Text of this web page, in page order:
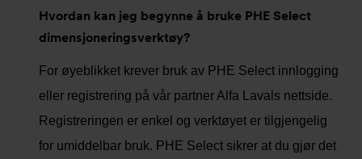
Hvordan kan jeg begynne å bruke PHE Select
dimensjoneringsverktøy?
For øyeblikket krever bruk av PHE Select innlogging
eller registrering på vår partner Alfa Lavals nettside.
Registreringen er enkel og verktøyet er tilgjengelig
for umiddelbar bruk. PHE Select sikrer at du gjør det